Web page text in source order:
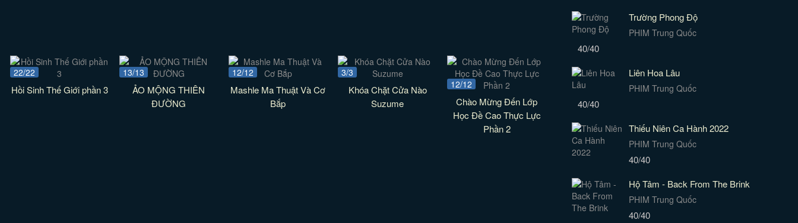
22/22
Hồi Sinh Thế Giới phần 3
13/13
ẢO MỘNG THIÊN
ĐƯỜNG
12/12
Mashle Ma Thuật Và Cơ
Bắp
3/3
Khóa Chặt Cửa Nào
Suzume
12/12
Chào Mừng Đến Lớp
Học Đề Cao Thực Lực
Phần 2
Trường Phong Độ
PHIM Trung Quốc
40/40
Liên Hoa Lâu
PHIM Trung Quốc
40/40
Thiếu Niên Ca Hành 2022
PHIM Trung Quốc
40/40
Hộ Tâm - Back From The Brink
PHIM Trung Quốc
40/40